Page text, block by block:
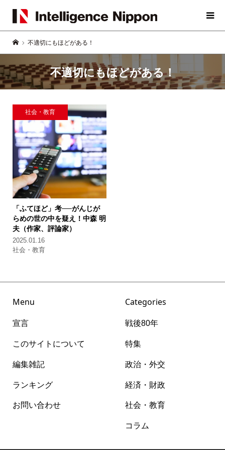
不適切にもほどがある！
不適切にもほどがある！
社会・教育
「ふてほど」考──がんじが
らめの世の中を疑え！ 中森 明
夫（作家、評論家）
2025.01.16
社会・教育
Menu
宣言
このサイトについて
編集雑記
ランキング
お問い合わせ
Categories
戦後80年
特集
政治・外交
経済・財政
社会・教育
コラム